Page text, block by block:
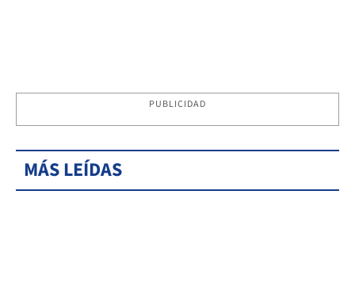
PUBLICIDAD
MÁS LEÍDAS